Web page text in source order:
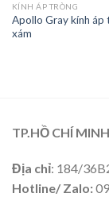
KÍNH ÁP TRÒNG
Apollo Gray kính áp
xám
TP.HỒ CHÍ MINH
Địa chỉ: 184/
Hotline/ Zalo: